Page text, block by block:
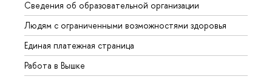
Сведения об образовательной организации
Людям с ограниченными возможностями здоровья
Единая платежная страница
Работа в Вышке